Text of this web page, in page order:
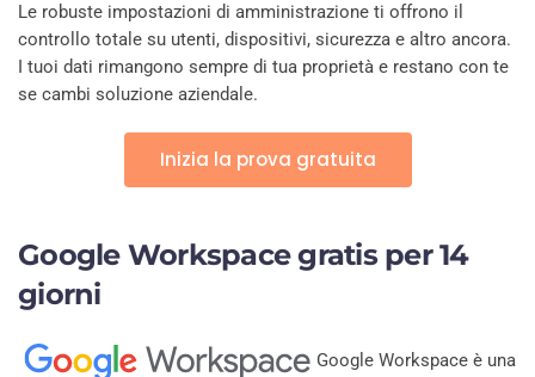
Le robuste impostazioni di amministrazione ti offrono il
controllo totale su utenti, dispositivi, sicurezza e altro ancora.
I tuoi dati rimangono sempre di tua proprietà e restano con te
se cambi soluzione aziendale.
Inizia la prova gratuita
Google Workspace gratis per 14
giorni
Google Workspace è una